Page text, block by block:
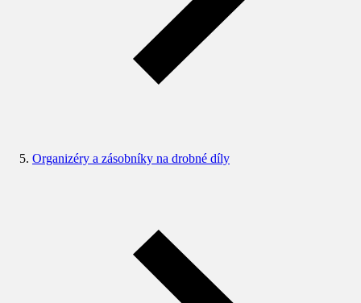
Organizéry a zásobníky na drobné díly